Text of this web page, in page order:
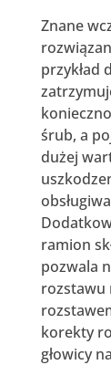
Znane
przykład
śrub, a
dużej
ramion
pozwala
rozstawu
korekty
głowicy